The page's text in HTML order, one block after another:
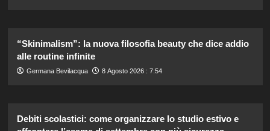
“Skinimalism”: la nuova filosofia beauty che dice addio
alle routine infinite
Germana Bevilacqua 8 Agosto 2026 : 7:54
Debiti scolastici: come organizzare lo studio estivo e